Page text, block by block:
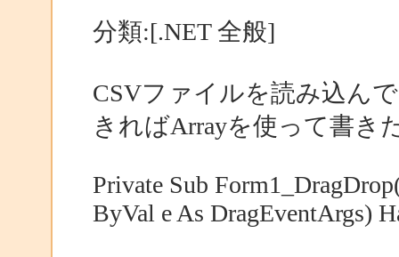
分類:[.NET 全般]
CSVファイルを読み込ん
きればArrayを使って書き
Private Sub
ByVal e As DragEventArgs)